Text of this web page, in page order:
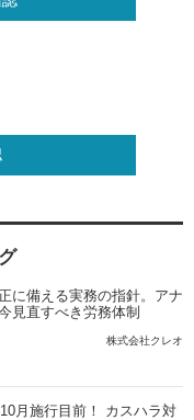
に備える実務の指針。アナ
見直すべき労務体制
株式会社クレオ
月施行目前！ カスハラ対